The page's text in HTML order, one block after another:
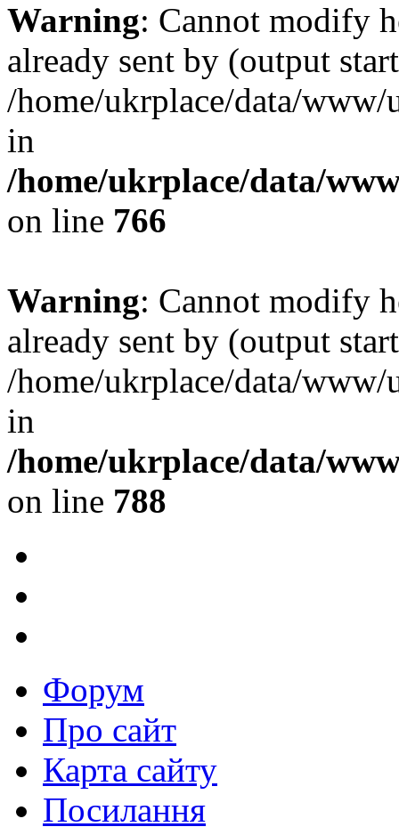
Warning: Cannot modify
already sent by (output
/home/ukrplace/data/
in
/home/ukrplace/data/
on line 766
Warning: Cannot modify
already sent by (output
/home/ukrplace/data/
in
/home/ukrplace/data/
on line 788
Форум
Про сайт
Карта сайту
Посилання